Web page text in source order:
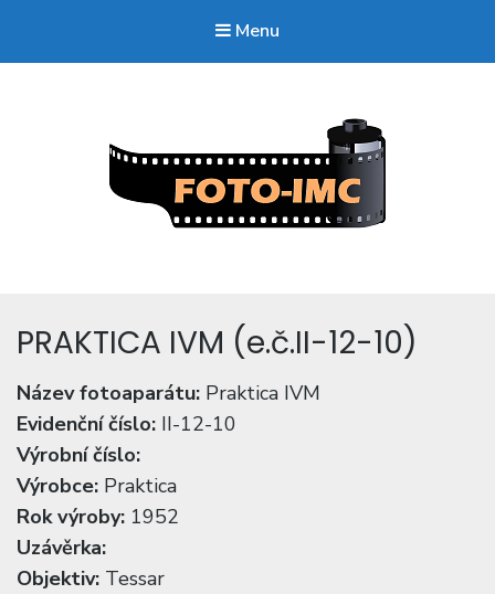
Menu
PRAKTICA IVM (e.č.II-12-10)
Název fotoaparátu: Praktica IVM
Evidenční číslo: II-12-10
Výrobní číslo:
Výrobce: Praktica
Rok výroby: 1952
Uzávěrka:
Objektiv: Tessar